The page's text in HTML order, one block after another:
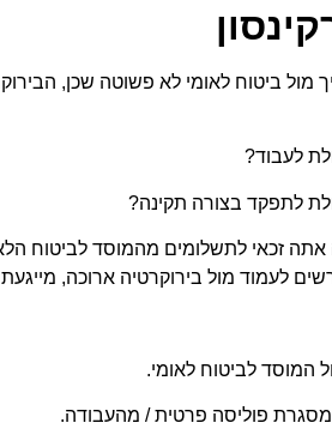
ביטוח לאומי לא פשוטה שכן,
לעבוד?
לתפקד בצורה תקינה?
זכאי לתשלומים מהמוסד לביטוח
לעמוד מול בירוקרטיה ארוכה,